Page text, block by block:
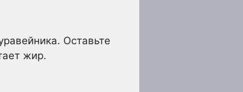
Оставьте
жир.